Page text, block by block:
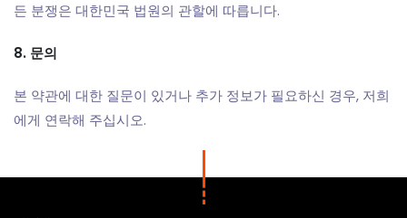
든 분쟁은 대한민국 법원의 관할에 따릅니다.
8. 문의
본 약관에 대한 질문이 있거나 추가 정보가 필요하신 경우, 저희
에게 연락해 주십시오.